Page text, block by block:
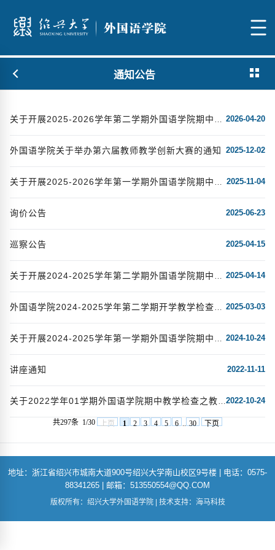
通知公告
关于开展2025-2026学年第二学期外国语学院期中教学检查教学观摩活动的通知 2026-04-20
外国语学院关于举办第六届教师教学创新大赛的通知 2025-12-02
关于开展2025-2026学年第一学期外国语学院期中教学检查教学观摩活动的通知 2025-11-04
询价公告 2025-06-23
巡察公告 2025-04-15
关于开展2024-2025学年第二学期外国语学院期中教学检查教学观摩活动的通知 2025-04-14
外国语学院2024-2025学年第二学期开学教学检查简报 2025-03-03
关于开展2024-2025学年第一学期外国语学院期中教学检查教学观摩活动的通知 2024-10-24
讲座通知 2022-11-11
关于2022学年01学期外国语学院期中教学检查之教学观摩活动的通知2022-10-24
共297条 1/30 上页 1 2 3 4 5 6 .. 30 下页
地址：浙江省绍兴市城南大道900号绍兴大学南山校区9号楼 | 电话：0575-
88341265 | 邮箱：513550554@QQ.COM
版权所有：绍兴大学外国语学院 | 技术支持：海马科技